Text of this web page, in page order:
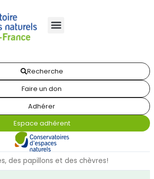
Recherche
Faire un don
Adhérer
Espace adhérent
des papillons et des chèvres!